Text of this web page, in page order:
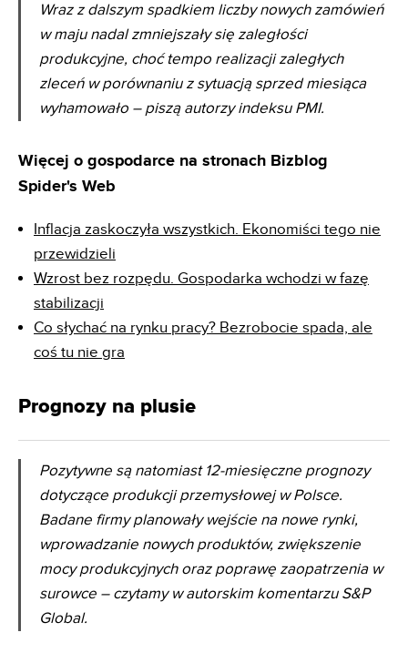
Wraz z dalszym spadkiem liczby nowych zamówień
w maju nadal zmniejszały się zaległości
produkcyjne, choć tempo realizacji zaległych
zleceń w porównaniu z sytuacją sprzed miesiąca
wyhamowało – piszą autorzy indeksu PMI.
Więcej o gospodarce na stronach Bizblog
Spider's Web
Inflacja zaskoczyła wszystkich. Ekonomiści tego nie
przewidzieli
Wzrost bez rozpędu. Gospodarka wchodzi w fazę
stabilizacji
Co słychać na rynku pracy? Bezrobocie spada, ale
coś tu nie gra
Prognozy na plusie
Pozytywne są natomiast 12-miesięczne prognozy
dotyczące produkcji przemysłowej w Polsce.
Badane firmy planowały wejście na nowe rynki,
wprowadzanie nowych produktów, zwiększenie
mocy produkcyjnych oraz poprawę zaopatrzenia w
surowce – czytamy w autorskim komentarzu S&P
Global.